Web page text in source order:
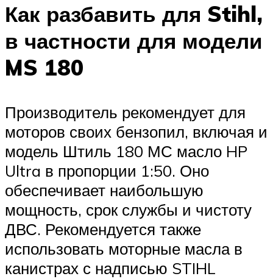
Как разбавить для Stihl,
в частности для модели
MS 180
Производитель рекомендует для
моторов своих бензопил, включая и
модель Штиль 180 МС масло HP
Ultra в пропорции 1:50. Оно
обеспечивает наибольшую
мощность, срок службы и чистоту
ДВС. Рекомендуется также
использовать моторные масла в
канистрах с надписью STIHL